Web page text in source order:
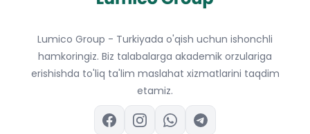
Lumico Group - Turkiyada o'qish uchun ishonchli
hamkoringiz. Biz talabalarga akademik orzulariga
erishishda to'liq ta'lim maslahat xizmatlarini taqdim
etamiz.